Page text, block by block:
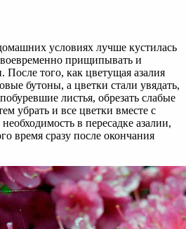
условиях лучше кустилась
прищипывать и
После того, как цветущая азалия
бутоны, а цветки стали увядать,
листья, обрезать слабые
убрать и все цветки вместе с
в пересадке азалии,
время сразу после окончания